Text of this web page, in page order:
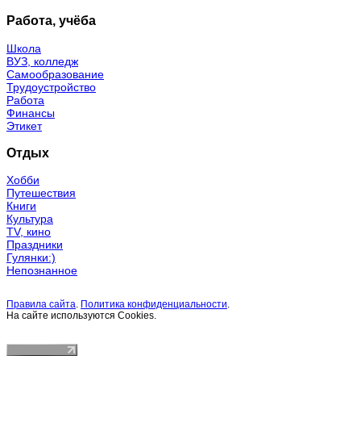
Работа, учёба
Школа
ВУЗ, колледж
Самообразование
Трудоустройство
Работа
Финансы
Этикет
Отдых
Хобби
Путешествия
Книги
Культура
TV, кино
Праздники
Гулянки:)
Непознанное
Правила сайта Политика конфиденциальности
На сайте используются Cookies.